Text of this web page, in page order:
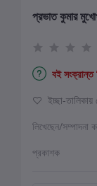
প্রভাত কুমার
বই সংক্রান্ত
ইচ্ছা-
লিখেছেন/সম্পাদনা
প্রকাশক